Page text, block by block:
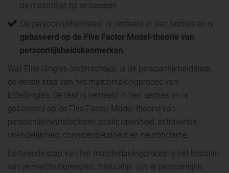
de matchlijst op te baseren
De persoonlijkheidstest is verdeeld in tien secties en is
gebaseerd op de Five Factor Model-theorie van
persoonlijkheidskenmerken
Wat Elite Singles onderscheidt, is de persoonlijkheidstest,
de eerste stap van het matchmakingproces van
EliteSingles. De test is verdeeld in tien secties en is
gebaseerd op de Five Factor Model-theorie van
persoonlijkheidsfactoren zoals; openheid, extraversie,
vriendelijkheid, consciëntieusheid en neuroticisme.
De tweede stap van het matchmakingproces is het bepalen
van je matchvoorkeuren. Natuurlijk zijn er persoonlijke